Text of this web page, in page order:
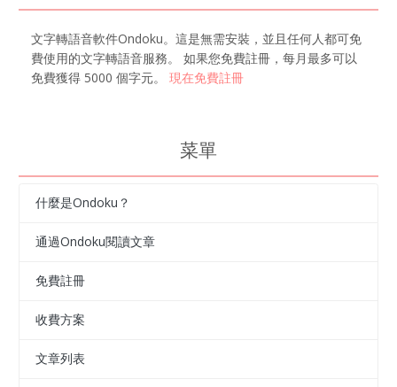
文字轉語音軟件Ondoku。這是無需安裝，並且任何人都可免
費使用的文字轉語音服務。 如果您免費註冊，每月最多可以
免費獲得 5000 個字元。 現在免費註冊
菜單
什麼是Ondoku？
通過Ondoku閱讀文章
免費註冊
收費方案
文章列表